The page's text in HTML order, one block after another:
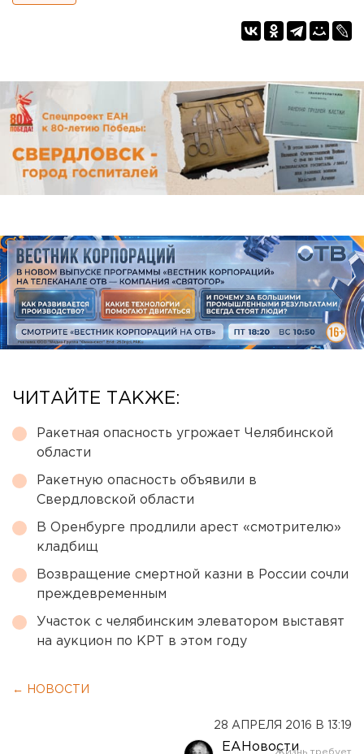
ЧИТАЙТЕ ТАКЖЕ:
Ракетная опасность угрожает Челябинской
области
Ракетную опасность объявили в
Свердловской области
В Оренбурге продлили арест «смотрителю»
кладбищ
Возвращение смертной казни в России сочли
преждевременным
Участок с челябинским элеватором выставят
на аукцион по КРТ в этом году
← НОВОСТИ
28 АПРЕЛЯ 2016 В 13:19
ЕАНовости